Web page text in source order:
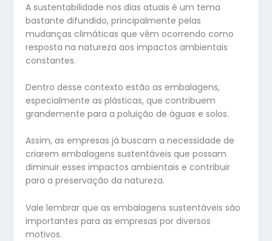
A sustentabilidade nos dias atuais é um tema
bastante difundido, principalmente pelas
mudanças climáticas que vêm ocorrendo como
resposta na natureza aos impactos ambientais
constantes.
Dentro desse contexto estão as embalagens,
especialmente as plásticas, que contribuem
grandemente para a poluição de águas e solos.
Assim, as empresas já buscam a necessidade de
criarem embalagens sustentáveis que possam
diminuir esses impactos ambientais e contribuir
para a preservação da natureza.
Vale lembrar que as embalagens sustentáveis são
importantes para as empresas por diversos
motivos.